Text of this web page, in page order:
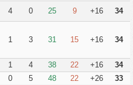
4 0 25 9 +16 34
1 3 31 15 +16 34
1 4 38 22 +16 34
0 5 48 22 +26 33